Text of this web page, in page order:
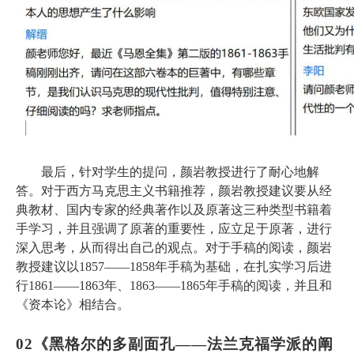
最后，针对学生的提问，颜岩教授进行了耐心地解
答。对于西方马克思主义书籍推荐，颜岩教授建议要从经
典教材、国内专家的经典著作以及原著这三种类型书籍着
手学习，并且强调了原著的重要性，应立足于原著，进行
深入思考，从而得出自己的观点。对于手稿的阅读，颜岩
教授建议以1857——1858年手稿为基础，在扎实学习后进
行1861——1863年、1863——1865年手稿的阅读，并且和
《资本论》相结合。
02 《黑格尔的多副面孔——法兰克福学派的阐